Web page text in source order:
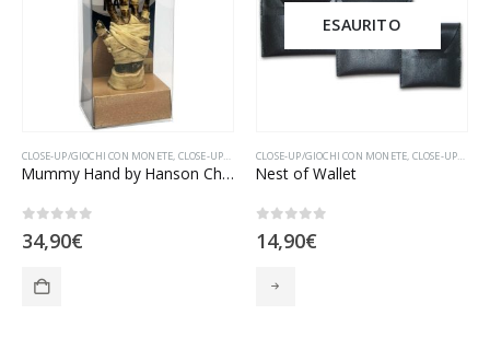
CLOSE-UP/GIOCHI CON MONETE, CLOSE-UP/MISCELLANEA
Mummy Hand by Hanson Chien
34,90€
ESAURITO
CLOSE-UP/GIOCHI CON MONETE, CLOSE-UP/MISCELLANEA
Nest of Wallet
14,90€